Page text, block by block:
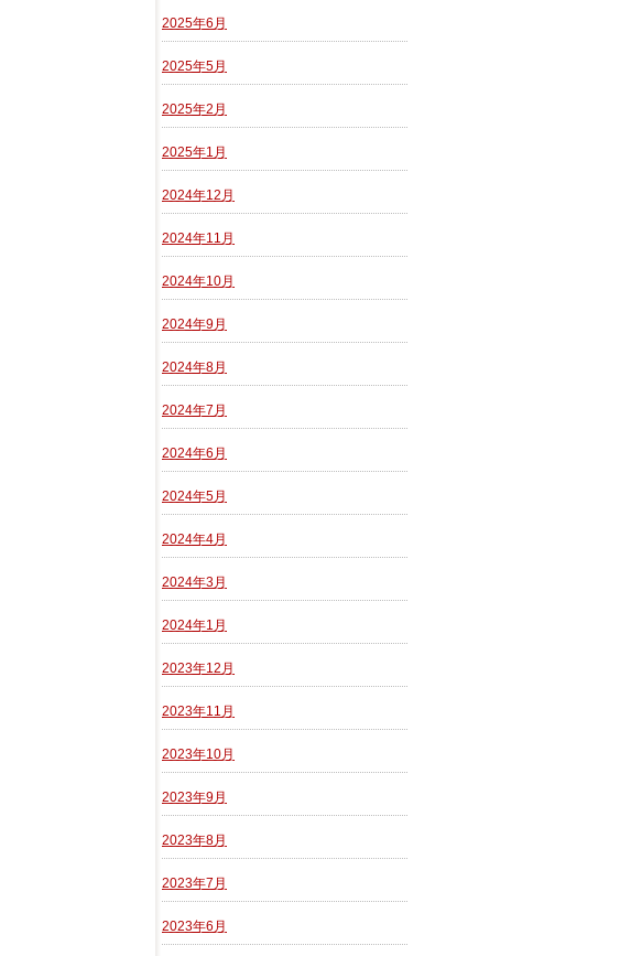
2025年6月
2025年5月
2025年2月
2025年1月
2024年12月
2024年11月
2024年10月
2024年9月
2024年8月
2024年7月
2024年6月
2024年5月
2024年4月
2024年3月
2024年1月
2023年12月
2023年11月
2023年10月
2023年9月
2023年8月
2023年7月
2023年6月